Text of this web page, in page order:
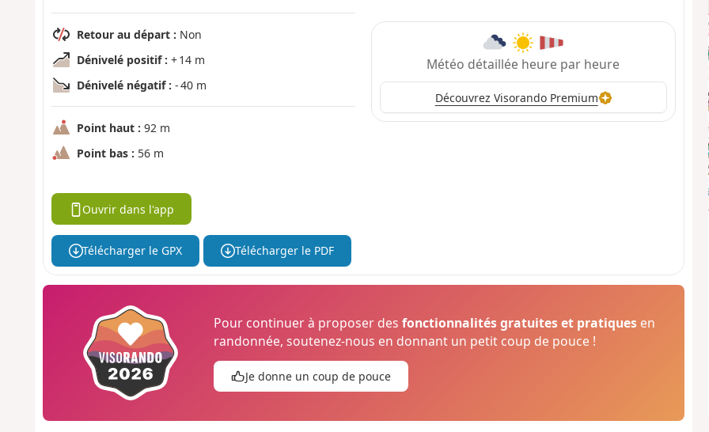
Retour au départ : Non
Dénivelé positif : + 14 m
Dénivelé négatif : - 40 m
Point haut : 92 m
Point bas : 56 m
Météo détaillée heure par heure
Découvrez Visorando Premium
Ouvrir dans l'app
Télécharger le GPX Télécharger le PDF
Pour continuer à proposer desfonctionnalités gratuites et pratiques en
randonnée, soutenez-nous en donnant un petit coup de pouce !
Je donne un coup de pouce